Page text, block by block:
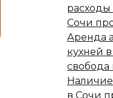
Сочи
Аренда
кухней
в Сочи